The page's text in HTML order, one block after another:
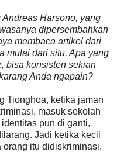
Harsono, yang
dipersembahkan
membaca artikel dari
mulai dari situ. Apa yang
, bisa konsisten sekian
Anda ngapain?
Tionghoa, ketika jaman
masuk sekolah
pun di ganti,
Jadi ketika kecil
itu didiskriminasi.